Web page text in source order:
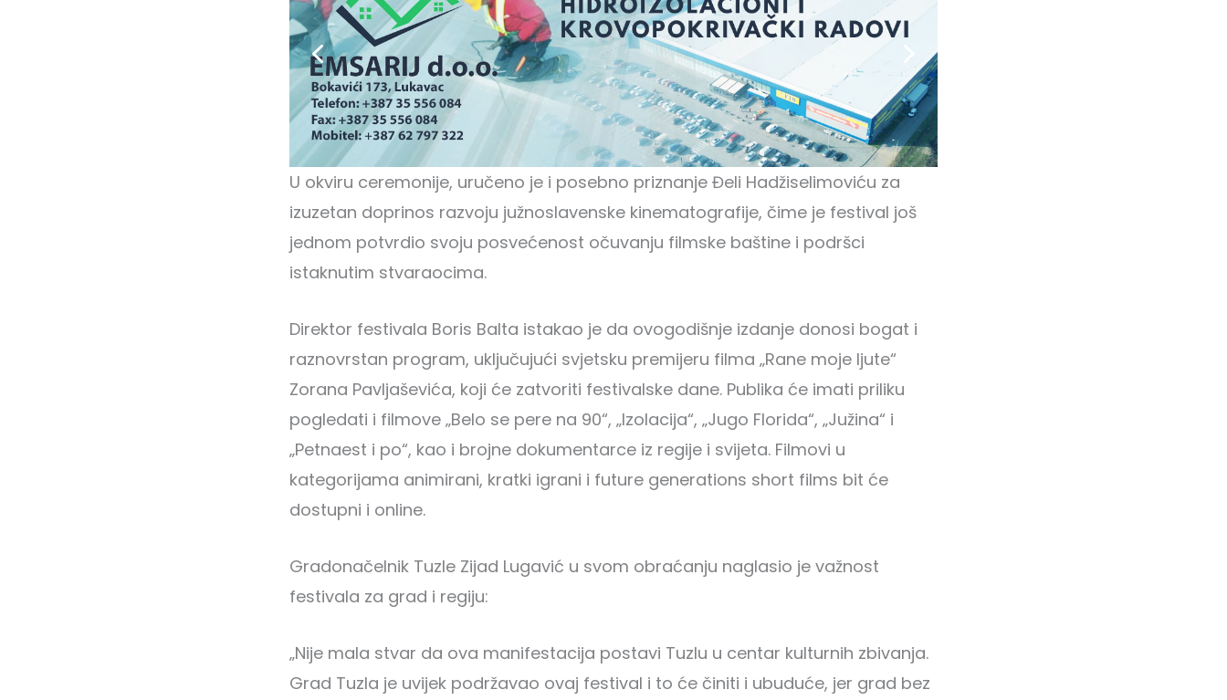
U okviru ceremonije, uručeno je i posebno priznanje Đeli Hadžiselimoviću za
izuzetan doprinos razvoju južnoslavenske kinematografije, čime je festival još
jednom potvrdio svoju posvećenost očuvanju filmske baštine i podršci
istaknutim stvaraocima.
Direktor festivala Boris Balta istakao je da ovogodišnje izdanje donosi bogat i
raznovrstan program, uključujući svjetsku premijeru filma „Rane moje ljute“
Zorana Pavljaševića, koji će zatvoriti festivalske dane. Publika će imati priliku
pogledati i filmove „Belo se pere na 90“, „Izolacija“, „Jugo Florida“, „Južina“ i
„Petnaest i po“, kao i brojne dokumentarce iz regije i svijeta. Filmovi u
kategorijama animirani, kratki igrani i future generations short films bit će
dostupni i online.
Gradonačelnik Tuzle Zijad Lugavić u svom obraćanju naglasio je važnost
festivala za grad i regiju:
„Nije mala stvar da ova manifestacija postavi Tuzlu u centar kulturnih zbivanja.
Grad Tuzla je uvijek podržavao ovaj festival i to će činiti i ubuduće, jer grad bez